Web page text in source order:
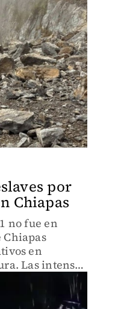
por
Chiapas
no fue en
en
Las intensas